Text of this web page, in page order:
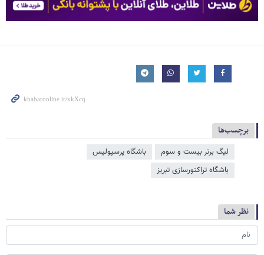
برچسب‌ها
لیگ برتر بیست و سوم
باشگاه پرسپولیس
باشگاه تراکتورسازی تبریز
نظر شما